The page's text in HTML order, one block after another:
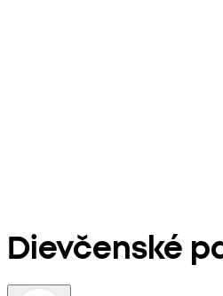
Dievčenské